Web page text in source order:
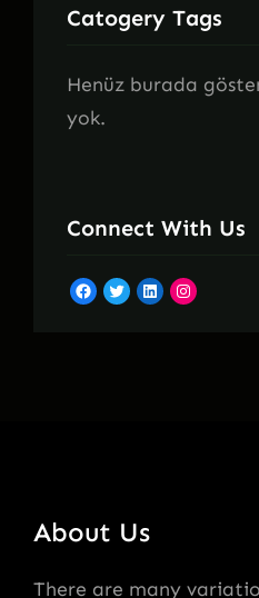
Catogery Tags
Henüz burada
yok.
Connect With Us
Facebook Twitter LinkedIn Instagram
About Us
There are many